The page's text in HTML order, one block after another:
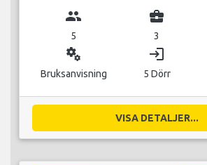
group
5
business_center
3
miscellaneous_services
Bruksanvisning
login
5 Dörr
VISA DETALJER...